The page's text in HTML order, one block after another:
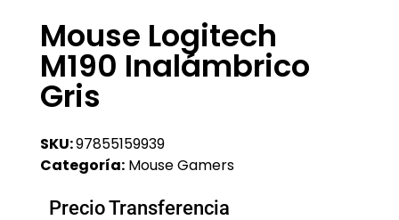
Mouse Logitech
M190 Inalámbrico
Gris
SKU:97855159939
Categoría: Mouse Gamers
Precio Transferencia